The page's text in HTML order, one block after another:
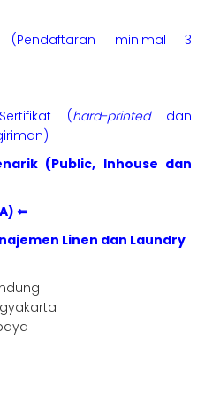
(Pendaftaran minimal 3
(hard-printeddan
(Public, Inhouse dan
⇐
Linen dan Laundry